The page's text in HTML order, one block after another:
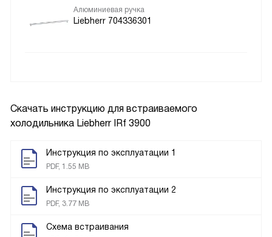
Скачать инструкцию для встраиваемого
холодильника Liebherr IRf 3900
Инструкция по эксплуатации 1
PDF, 1.55 MB
Инструкция по эксплуатации 2
PDF, 3.77 MB
Схема встраивания
Алюминиевая ручка
Liebherr 704336301